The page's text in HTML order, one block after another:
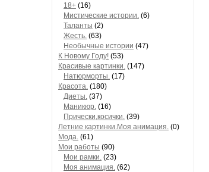
18+ (16)
Мистические истории. (6)
Таланты (2)
Жесть. (63)
Необычные истории (47)
К Новому Году! (53)
Красивые картинки. (147)
Натюрморты. (17)
Красота. (180)
Диеты. (37)
Маникюр. (16)
Прически,косички. (39)
Летние картинки.Моя анимация. (0)
Мода. (61)
Мои работы (90)
Мои рамки. (23)
Моя анимация. (62)